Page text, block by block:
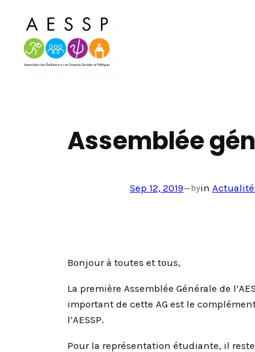
Aller
Assemblée
Sep 12, 2019—byin
Bonjour à toutes et tous,
La première Assemblée Générale de
important de cette AG est le
l’AESSP.
Pour la représentation étudiante, il